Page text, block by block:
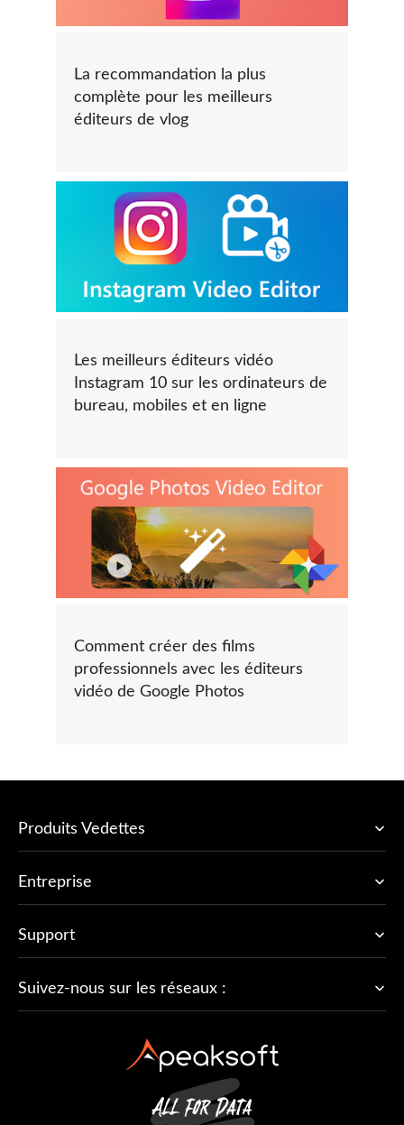
La recommandation la plus
complète pour les meilleurs
éditeurs de vlog
Les meilleurs éditeurs vidéo
Instagram 10 sur les ordinateurs de
bureau, mobiles et en ligne
Comment créer des films
professionnels avec les éditeurs
vidéo de Google Photos
Produits Vedettes
Entreprise
Support
Suivez-nous sur les réseaux :